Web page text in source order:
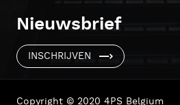
Nieuwsbrief
INSCHRIJVEN
Copyright © 2020 4PS Belgium